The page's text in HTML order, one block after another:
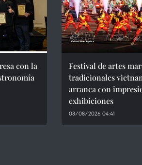
con la
Festival de artes
tradicionales
arranca con
exhibiciones
03/08/2026 04:41